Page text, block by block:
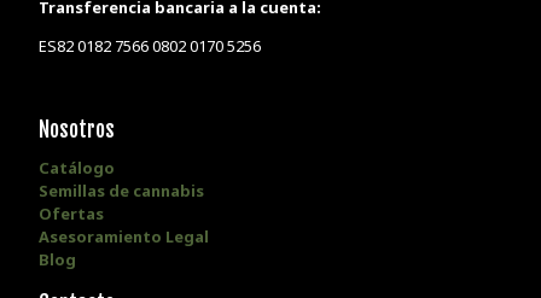
Transferencia bancaria a la cuenta:
ES82 0182 7566 0802 0170 5256
Nosotros
Catálogo
Semillas de cannabis
Ofertas
Asesoramiento Legal
Blog